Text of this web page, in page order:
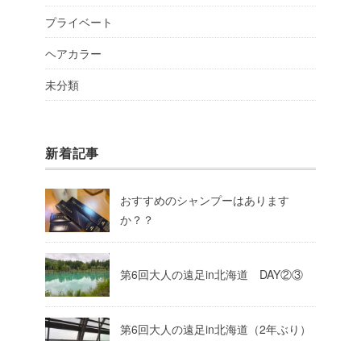
プライベート
ヘアカラー
未分類
新着記事
おすすめのシャンプーはあります
か？？
第6回大人の遠足in北海道 DAY②③
第6回大人の遠足in北海道（2年ぶり）